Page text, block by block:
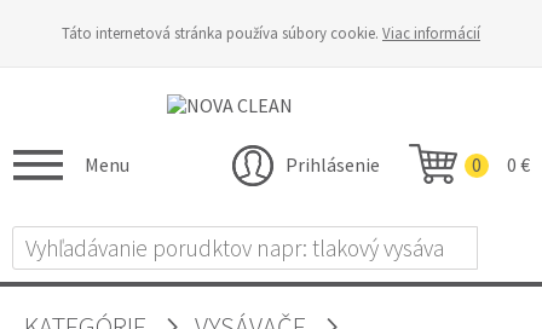
Táto internetová stránka používa súbory cookie. Viac informácií
0 0 €
Prihlásenie
Menu